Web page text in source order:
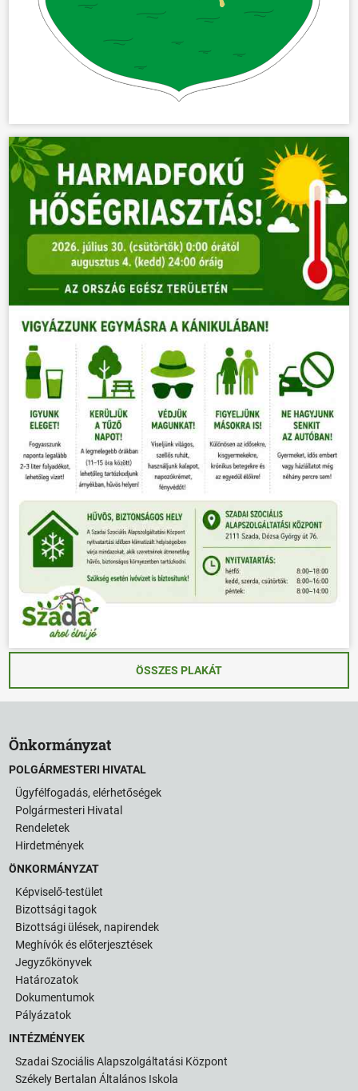
ÖSSZES PLAKÁT
Önkormányzat
POLGÁRMESTERI HIVATAL
Ügyfélfogadás, elérhetőségek
Polgármesteri Hivatal
Rendeletek
Hirdetmények
ÖNKORMÁNYZAT
Képviselő-testület
Bizottsági tagok
Bizottsági ülések, napirendek
Meghívók és előterjesztések
Jegyzőkönyvek
Határozatok
Dokumentumok
Pályázatok
INTÉZMÉNYEK
Szadai Szociális Alapszolgáltatási Központ
Székely Bertalan Általános Iskola